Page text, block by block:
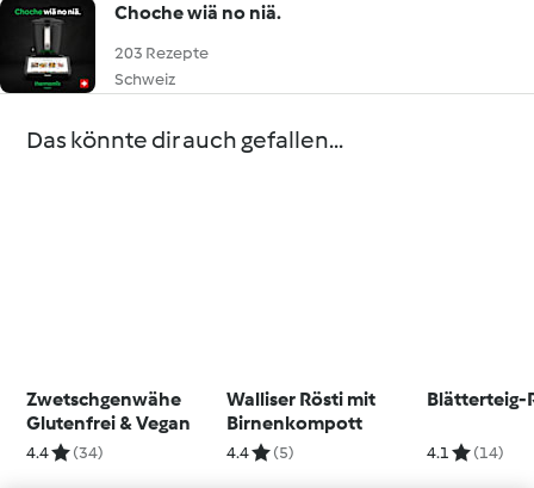
Choche wiä no niä.
203 Rezepte
Schweiz
Das könnte dir auch gefallen...
Zwetschgenwähe
Glutenfrei & Vegan
4.4 (34)
Walliser Rösti mit
Birnenkompott
4.4 (5)
Blätterteig-
4.1 (14)